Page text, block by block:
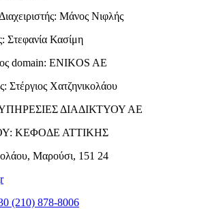
Μάνος Νιφλής
Στεφανία Κασίμη
domain: ENIKOS AE
Στέργιος Χατζηνικολάου
ΔΙΑΔΙΚΤΥΟΥ ΑΕ
ΚΕΦΟΔΕ ΑΤΤΙΚΗΣ
Μαρούσι, 151 24
(210) 878-8006